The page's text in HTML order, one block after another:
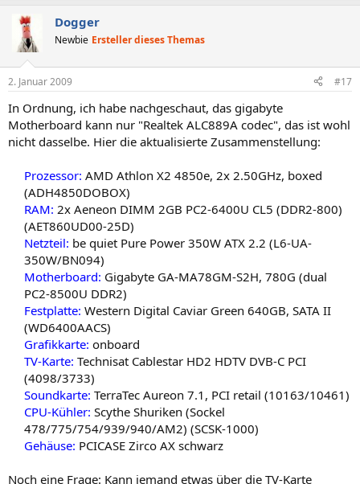
Dogger
Newbie Ersteller dieses Themas
2. Januar 2009 #17
In Ordnung, ich habe nachgeschaut, das gigabyte
Motherboard kann nur "Realtek ALC889A codec", das ist wohl
nicht dasselbe. Hier die aktualisierte Zusammenstellung:
Prozessor: AMD Athlon X2 4850e, 2x 2.50GHz, boxed
(ADH4850DOBOX)
RAM: 2x Aeneon DIMM 2GB PC2-6400U CL5 (DDR2-800)
(AET860UD00-25D)
Netzteil: be quiet Pure Power 350W ATX 2.2 (L6-UA-
350W/BN094)
Motherboard: Gigabyte GA-MA78GM-S2H, 780G (dual
PC2-8500U DDR2)
Festplatte: Western Digital Caviar Green 640GB, SATA II
(WD6400AACS)
Grafikkarte: onboard
TV-Karte: Technisat Cablestar HD2 HDTV DVB-C PCI
(4098/3733)
Soundkarte: TerraTec Aureon 7.1, PCI retail (10163/10461)
CPU-Kühler: Scythe Shuriken (Sockel
478/775/754/939/940/AM2) (SCSK-1000)
Gehäuse: PCICASE Zirco AX schwarz​
Noch eine Frage: Kann jemand etwas über die TV-Karte